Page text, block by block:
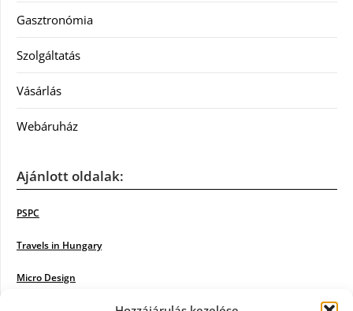
Gasztronómia
Szolgáltatás
Vásárlás
Webáruház
Ajánlott oldalak:
PSPC
Travels in Hungary
Micro Design